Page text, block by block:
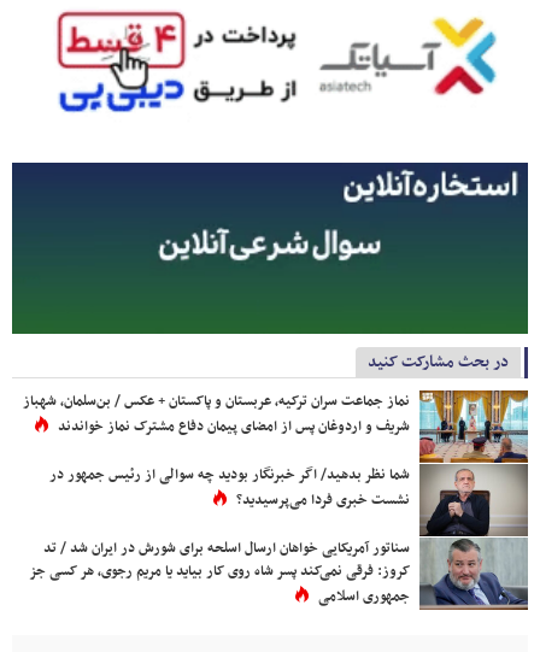
در بحث مشارکت کنید
نماز جماعت سران ترکیه، عربستان و پاکستان + عکس / بن‌سلمان، شهباز
شریف و اردوغان پس از امضای پیمان دفاع مشترک نماز خواندند
شما نظر بدهید/ اگر خبرنگار بودید چه سوالی از رئیس جمهور در
نشست خبری فردا می‌پرسیدید؟
سناتور آمریکایی خواهان ارسال اسلحه برای شورش در ایران شد / تد
کروز: فرقی نمی‌کند پسر شاه روی کار بیاید یا مریم رجوی، هر کسی جز
جمهوری اسلامی